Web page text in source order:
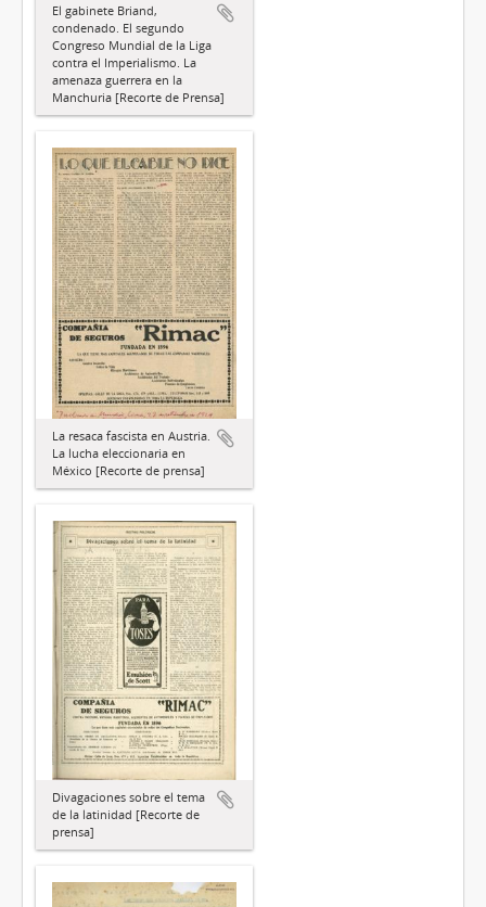
El gabinete Briand,
condenado. El segundo
Congreso Mundial de la Liga
contra el Imperialismo. La
amenaza guerrera en la
Manchuria [Recorte de Prensa]
La resaca fascista en Austria.
La lucha eleccionaria en
México [Recorte de prensa]
Divagaciones sobre el tema
de la latinidad [Recorte de
prensa]